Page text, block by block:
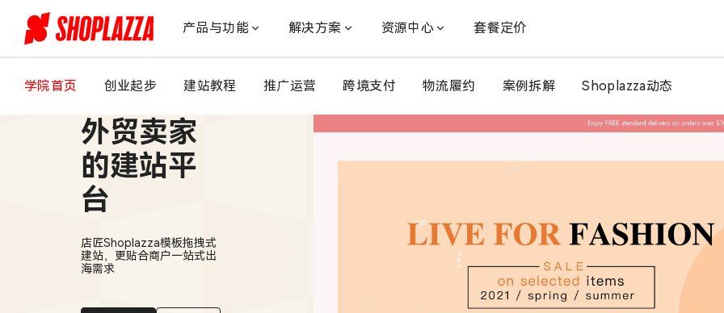
放：
产品与功能 解决方案 资源中心 套餐定价
学院首页 创业起步 建站教程 推广运营 跨境支付 物流履约 案例拆解 Shoplazza动态
适合中国
外贸卖家
的建站平
台
店匠Shoplazza模板拖拽式
建站，更贴合商户一站式出
海需求